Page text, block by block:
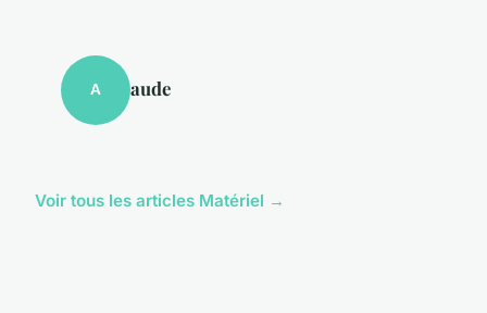
A aude
Voir tous les articles Matériel →